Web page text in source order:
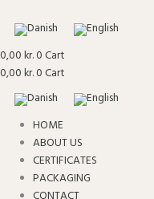
0,00kr.0Cart
0,00kr.0Cart
HOME
ABOUT US
CERTIFICATES
PACKAGING